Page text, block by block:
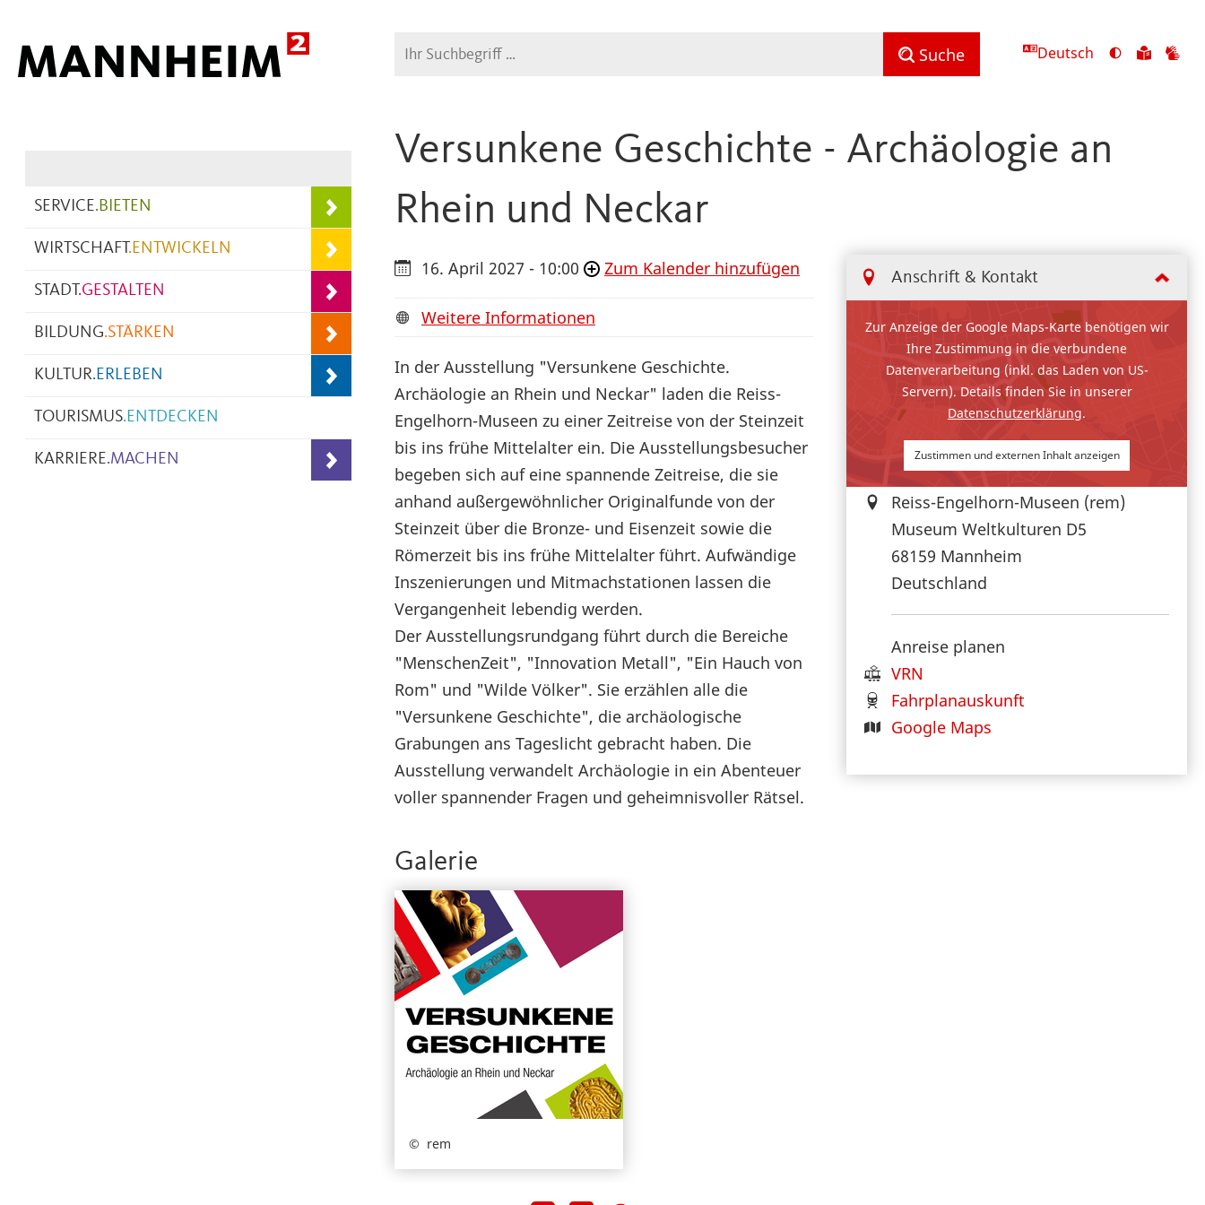
Suche Suche Deutsch
Ansicht
Zu
SERVICE.BIETEN
WIRTSCHAFT.ENTWICKELN
STADT.GESTALTEN
BILDUNG.STÄRKEN
KULTUR.ERLEBEN
TOURISMUS.ENTDECKEN
KARRIERE.MACHEN
Versunkene Geschichte - Archäologie an
Rhein und Neckar
Anschrift & Kontakt
Zur Anzeige der Google Maps-Karte benötigen wir
Ihre Zustimmung in die verbundene
Datenverarbeitung (inkl. das Laden von US-
Servern). Details finden Sie in unserer
Datenschutzerklärung.
Zustimmen und externen Inhalt anzeigen
Reiss-Engelhorn-Museen (rem)
Museum Weltkulturen D5
68159 Mannheim
Deutschland
Anreise planen
VRN
Fahrplanauskunft
Google Maps
16. April 2027 - 10:00 Zum Kalender hinzufügen
Weitere Informationen
In der Ausstellung "Versunkene Geschichte.
Archäologie an Rhein und Neckar" laden die Reiss-
Engelhorn-Museen zu einer Zeitreise von der Steinzeit
bis ins frühe Mittelalter ein. Die Ausstellungsbesucher
begeben sich auf eine spannende Zeitreise, die sie
anhand außergewöhnlicher Originalfunde von der
Steinzeit über die Bronze- und Eisenzeit sowie die
Römerzeit bis ins frühe Mittelalter führt. Aufwändige
Inszenierungen und Mitmachstationen lassen die
Vergangenheit lebendig werden.
Der Ausstellungsrundgang führt durch die Bereiche
"MenschenZeit", "Innovation Metall", "Ein Hauch von
Rom" und "Wilde Völker". Sie erzählen alle die
"Versunkene Geschichte", die archäologische
Grabungen ans Tageslicht gebracht haben. Die
Ausstellung verwandelt Archäologie in ein Abenteuer
voller spannender Fragen und geheimnisvoller Rätsel.
Galerie
rem